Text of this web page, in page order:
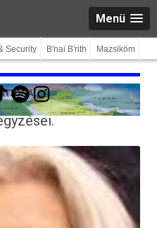
Menü
Security B'nai B'rith Mazsiköm
SpotifyInstagram